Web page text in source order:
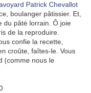
Patrick Chevallot
boulanger pâtissier. Et,
du pâté lorrain. Ô joie
de la reproduire.
confie la recette,
croûte, faîtes-le. Vous
(comme nous le